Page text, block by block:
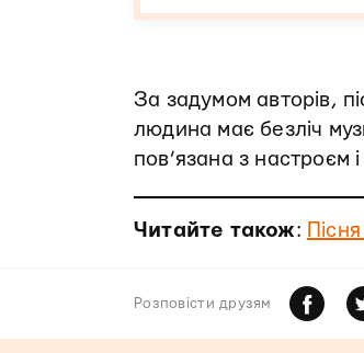
За задумом авторів,
людина має безліч
пов’язана з настроєм
Читайте також:
Розповiсти друзям